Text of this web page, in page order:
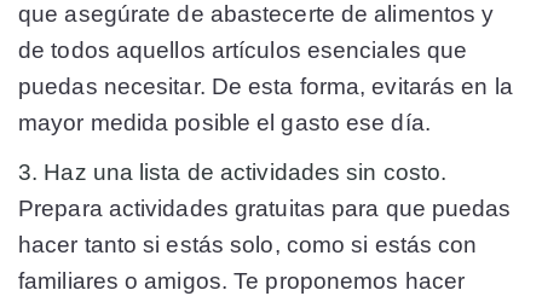
que asegúrate de abastecerte de alimentos y
de todos aquellos artículos esenciales que
puedas necesitar. De esta forma, evitarás en la
mayor medida posible el gasto ese día.
3. Haz una lista de actividades sin costo.
Prepara actividades gratuitas para que puedas
hacer tanto si estás solo, como si estás con
familiares o amigos. Te proponemos hacer